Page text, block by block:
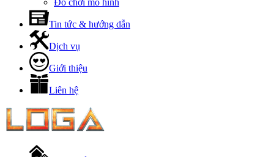
Đồ chơi mô hình
Tin tức & hướng dẫn
Dịch vụ
Giới thiệu
Liên hệ